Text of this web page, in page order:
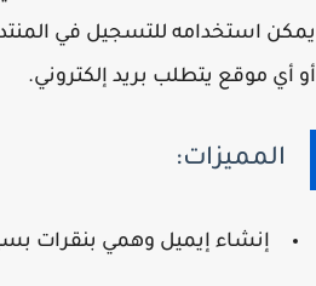
يمكن استخدامه للتسجيل في
أو أي موقع يتطلب بريد إلكتروني.
المميزات:
إنشاء إيميل وهمي بنقرات